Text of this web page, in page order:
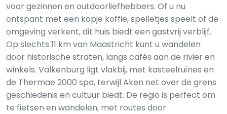
voor gezinnen en outdoorliefhebbers. Of u nu
ontspant met een kopje koffie, spelletjes speelt of de
omgeving verkent, dit huis biedt een gastvrij verblijf.
Op slechts 11 km van Maastricht kunt u wandelen
door historische straten, langs cafés aan de rivier en
winkels. Valkenburg ligt vlakbij, met kasteelruïnes en
de Thermae 2000 spa, terwijl Aken net over de grens
geschiedenis en cultuur biedt. De regio is perfect om
te fietsen en wandelen, met routes door